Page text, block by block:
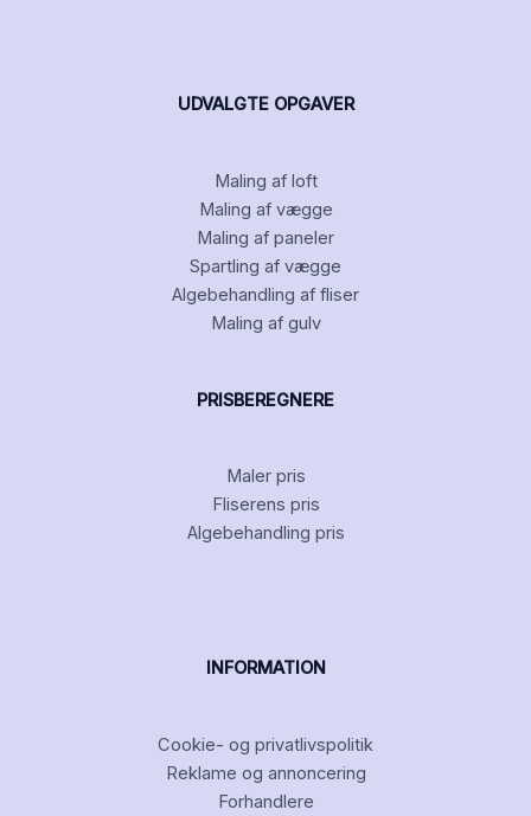
UDVALGTE OPGAVER
Maling af loft
Maling af vægge
Maling af paneler
Spartling af vægge
Algebehandling af fliser
Maling af gulv
PRISBEREGNERE
Maler pris
Fliserens pris
Algebehandling pris
INFORMATION
Cookie- og privatlivspolitik
Reklame og annoncering
Forhandlere